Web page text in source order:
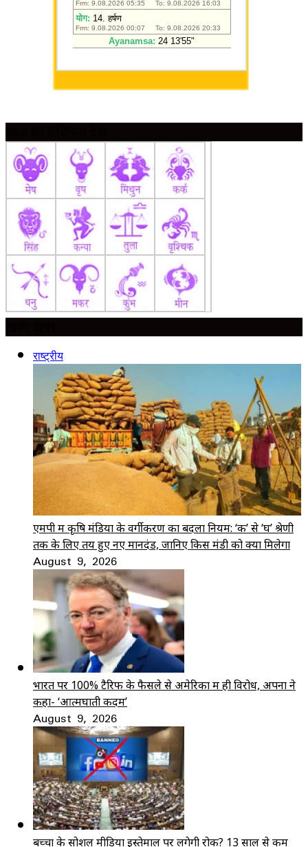
राष्ट्रीय
एमपी में कृषि मंडियों के वर्गीकरण का बदला नियम: ‘क’ से ‘घ’ श्रेणी
तक के लिए तय हुए नए मानदंड, जानिए किस मंडी को क्या मिलेगा
August 9, 2026
भारत पर 100% टैरिफ के फैसले से अमेरिका में ही विरोध, अपनों ने
कहा- ‘आत्मघाती कदम’
August 9, 2026
बच्चों के सोशल मीडिया इस्तेमाल पर लगेगी रोक? 13 साल से कम